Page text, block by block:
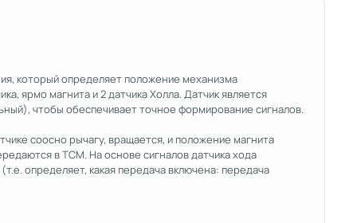
который определяет положение механизма
ярмо магнита и 2 датчика Холла. Датчик является
чтобы обеспечивает точное формирование сигналов.
соосно рычагу, вращается, и положение магнита
в TCM. На основе сигналов датчика хода
определяет, какая передача включена: передача